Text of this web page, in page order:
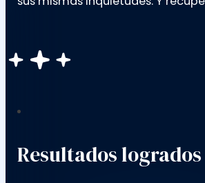
Resultados logrados